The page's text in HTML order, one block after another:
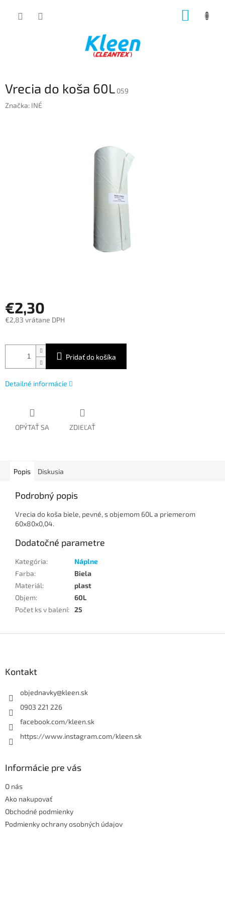
Vrecia do koša 60L 059
Značka: INÉ
€2,30
€2,83 vrátane DPH
cena:
Pridať do košíka
Detailné informácie
OPÝTAŤ SA ZDIEĽAŤ
Popis Diskusia
Podrobný popis
Vrecia do koša biele, pevné, s objemom 60L a priemerom
60x80x0,04.
Dodatočné parametre
Kategória:
Náplne
Farba:
Biela
Materiál:
plast
Objem:
60L
Počet ks v balení: 25
Kontakt
objednavky@kleen.sk
0903 221 226
facebook.com/kleen.sk
https://www.instagram.com/kleen.sk
Informácie pre vás
O nás
Ako nakupovať
Obchodné podmienky
Podmienky ochrany osobných údajov